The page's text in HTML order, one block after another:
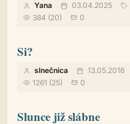
Yana 03.04.2025
384 (20)
0
Si?
slnečnica 13.05.2016
1261 (25)
0
Slunce již slábne